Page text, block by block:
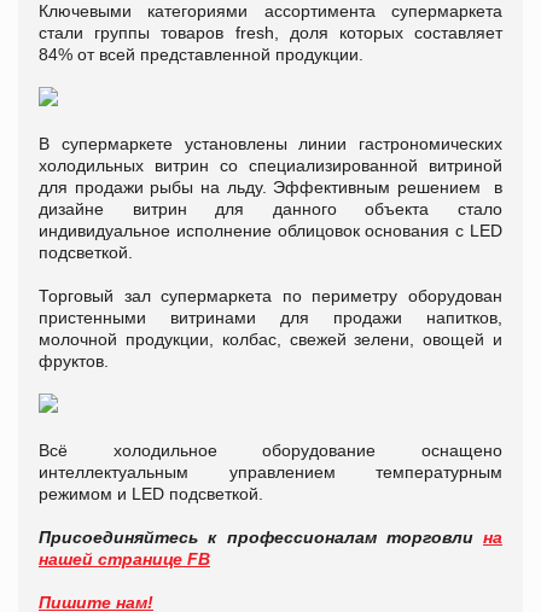
Ключевыми категориями ассортимента супермаркета
стали группы товаров fresh, доля которых составляет
84% от всей представленной продукции.
В супермаркете установлены линии гастрономических
холодильных витрин со специализированной витриной
для продажи рыбы на льду. Эффективным решением в
дизайне витрин для данного объекта стало
индивидуальное исполнение облицовок основания с LED
подсветкой.
Торговый зал супермаркета по периметру оборудован
пристенными витринами для продажи напитков,
молочной продукции, колбас, свежей зелени, овощей и
фруктов.
Всё холодильное оборудование оснащено
интеллектуальным управлением температурным
режимом и LED подсветкой.
Присоединяйтесь к профессионалам торговли на
нашей странице FB
Пишите нам!